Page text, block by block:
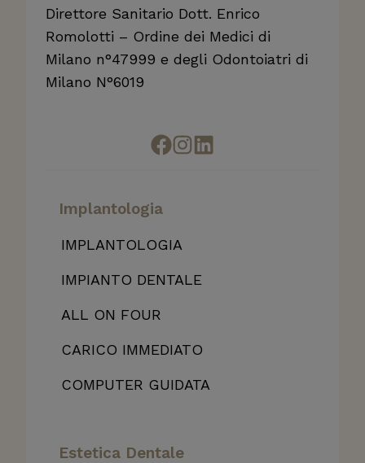
Direttore Sanitario Dott. Enrico
Romolotti – Ordine dei Medici di
Milano n°47999 e degli Odontoiatri di
Milano N°6019
Implantologia
IMPLANTOLOGIA
IMPIANTO DENTALE
ALL ON FOUR
CARICO IMMEDIATO
COMPUTER GUIDATA
Estetica Dentale